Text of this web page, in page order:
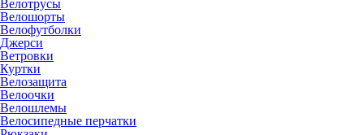
Велотрусы
Велошорты
Велофутболки
Джерси
Ветровки
Куртки
Велозащита
Велоочки
Велошлемы
Велосипедные перчатки